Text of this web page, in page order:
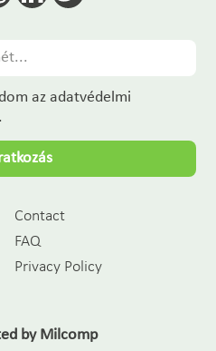
az adatvédelmi
Contact
FAQ
Privacy Policy
by Milcomp